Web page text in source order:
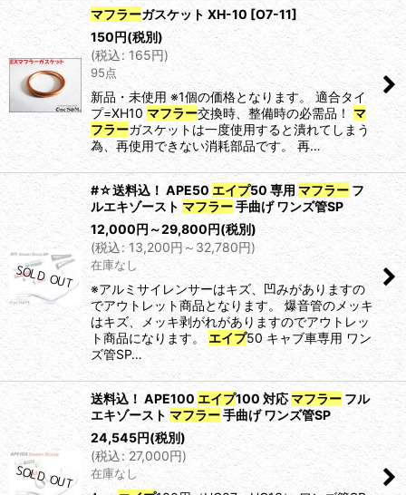
マフラーガスケット XH-10 [O7-11]
150円(税別)
(税込: 165円)
95点
新品・未使用 ※1個の価格となります。 適合タイ
プ=XH10 マフラー交換時、整備時の必需品！ マ
フラーガスケットは一度使用すると潰れてしまう
為、再使用できない消耗部品です。 再…
#☆送料込！ APE50 エイプ50 専用 マフラー フ
ルエキゾースト マフラー手曲げ ワンズ管SP
12,000円 ～29,800円(税別)
(税込: 13,200円 ～32,780円)
在庫なし
※アルミサイレンサーはキズ、凹みがありますの
でアウトレット商品となります。 爆音管のメッキ
はキズ、メッキ剥がれがありますのでアウトレッ
ト商品になります。 エイプ50 キャブ車専用 ワン
ズ管SP…
送料込！ APE100 エイプ100 対応マフラー フル
エキゾースト マフラー手曲げ ワンズ管SP
24,545円(税別)
(税込: 27,000円)
在庫なし